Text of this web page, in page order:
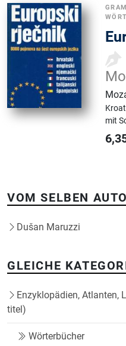
mit
VOM SELBEN
Dušan Maruzzi
GLEICHE
Enzyklopädien, Atlanten,
titel)
Wörterbücher